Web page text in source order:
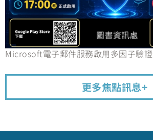
Microsoft電子郵件服務啟用多因子驗證
更多焦點訊息+